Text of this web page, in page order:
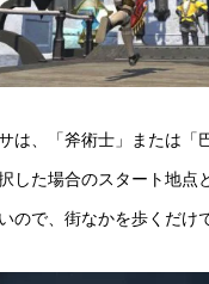
は、「斧術士」または「
した場合のスタート地点
ので、街なかを歩くだけ